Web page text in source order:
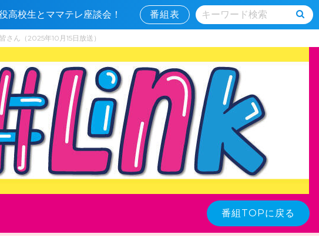
校生とママテレ座談会！ 番組表
さん（2025年10月15日放送）
番組TOPに戻る